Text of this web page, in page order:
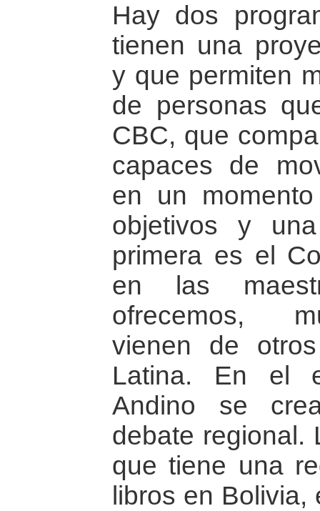
Hay dos
tienen una
y que permiten
de personas
CBC, que
capaces de
en un
objetivos y
primera es el
en las
ofrecemos,
vienen de
Latina. En el
Andino se
debate regional.
que tiene una
libros en Bolivia,